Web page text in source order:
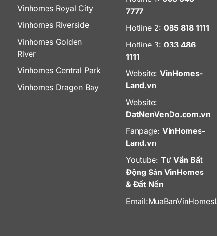
Vinhomes Royal City
Vinhomes Riverside
Vinhomes Golden
River
Vinhomes Central Park
Vinhomes Dragon Bay
7777
Hotline 2: 085 818 1111
Hotline 3: 033 486
1111
Website: VinHomes-
Land.vn
Website:
DatNenVenDo.com.vn
Fanpage: VinHomes-
Land.vn
Youtube: Tư Vấn Bất
Động Sản VinHomes
& Đất Nền
Email: